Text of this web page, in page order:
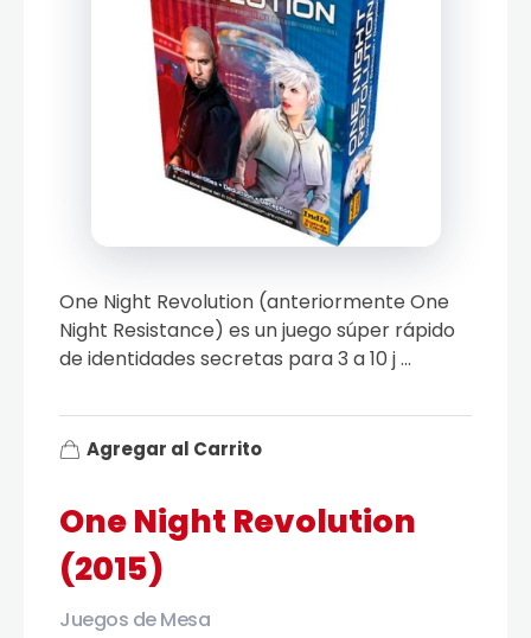
One Night Revolution
(2015)
Juegos de Mesa
One Night Revolution (anteriormente One
Night Resistance) es un juego súper rápido
de identidades secretas para 3 a 10 j ...
Agregar al Carrito